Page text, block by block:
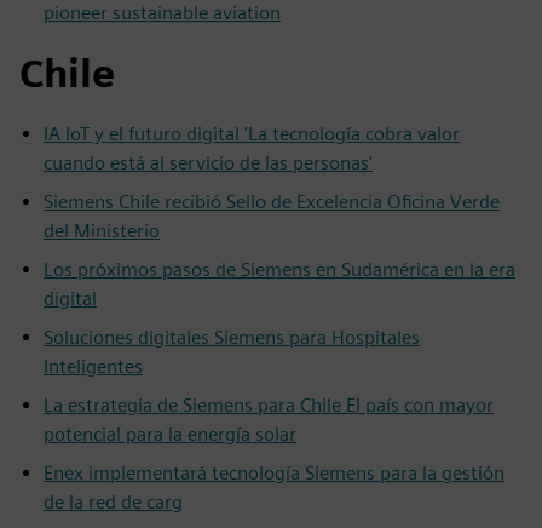
pioneer sustainable aviation
Chile
IA IoT y el futuro digital 'La tecnología cobra valor
cuando está al servicio de las personas'
Siemens Chile recibió Sello de Excelencia Oficina Verde
del Ministerio
Los próximos pasos de Siemens en Sudamérica en la era
digital
Soluciones digitales Siemens para Hospitales
Inteligentes
La estrategia de Siemens para Chile El país con mayor
potencial para la energía solar
Enex implementará tecnología Siemens para la gestión
de la red de carg